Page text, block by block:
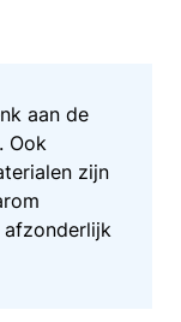
aan de
Ook
zijn
afzonderlijk